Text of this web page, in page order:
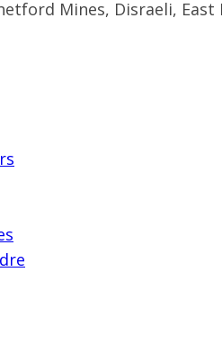
Mines, Disraeli,